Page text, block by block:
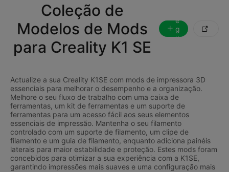
Coleção de
Modelos de Mods
para Creality K1 SE
e
g
u

Actualize a sua Creality K1SE com mods de impressora 3D
essenciais para melhorar o desempenho e a organização.
Melhore o seu fluxo de trabalho com uma caixa de
ferramentas, um kit de ferramentas e um suporte de
ferramentas para um acesso fácil aos seus elementos
essenciais de impressão. Mantenha o seu filamento
controlado com um suporte de filamento, um clipe de
filamento e um guia de filamento, enquanto adiciona painéis
laterais para maior estabilidade e proteção. Estes mods foram
concebidos para otimizar a sua experiência com a K1SE,
garantindo impressões mais suaves e uma configuração mais